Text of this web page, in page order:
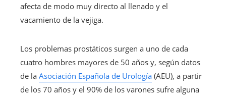
afecta de modo muy directo al llenado y el
vacamiento de la vejiga.
Los problemas prostáticos surgen a uno de cada
cuatro hombres mayores de 50 años y, según datos
de la Asociación Española de Urología (AEU), a partir
de los 70 años y el 90% de los varones sufre alguna